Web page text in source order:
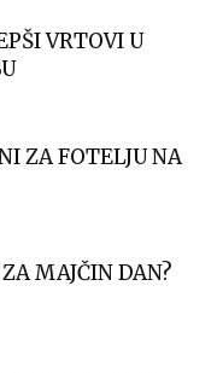
VRTOVI U
ZA FOTELJU NA
MAJČIN DAN?